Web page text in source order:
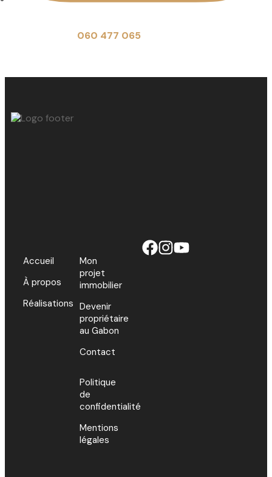
060 477 065
Accueil
À propos
Réalisations
Mon
projet
immobilier
Devenir
propriétaire
au Gabon
Contact
Politique
de
confidentialité
Mentions
légales